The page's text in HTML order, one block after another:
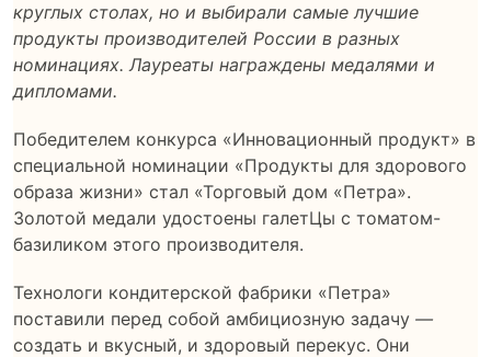
круглых столах, но и выбирали самые лучшие
продукты производителей России в разных
номинациях. Лауреаты награждены медалями и
дипломами.
Победителем конкурса «Инновационный продукт» в
специальной номинации «Продукты для здорового
образа жизни» стал «Торговый дом «Петра».
Золотой медали удостоены галетЦы с томатом-
базиликом этого производителя.
Технологи кондитерской фабрики «Петра»
поставили перед собой амбициозную задачу —
создать и вкусный, и здоровый перекус. Они